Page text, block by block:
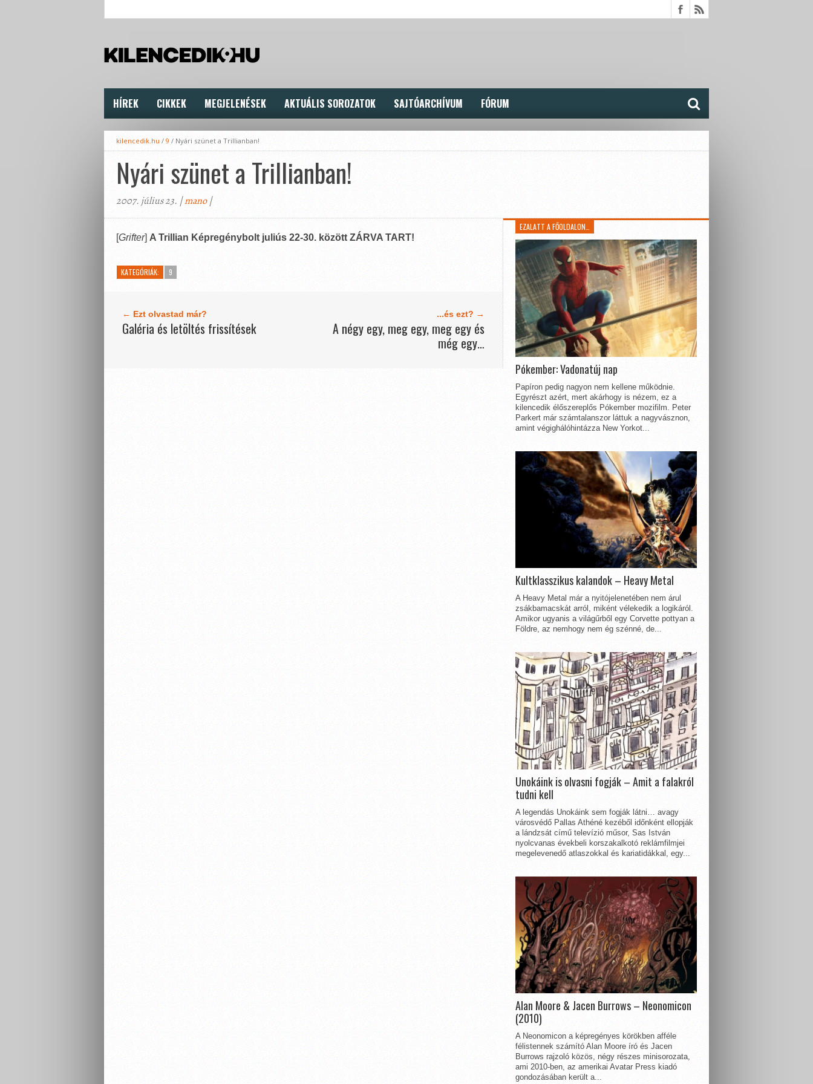
HÍREK CIKKEK MEGJELENÉSEK AKTUÁLIS SOROZATOK SAJTÓARCHÍVUM FÓRUM
kilencedik.hu / 9 / Nyári szünet a Trillianban!
Nyári szünet a Trillianban!
2007. július 23. |mano|
[Grifter] A Trillian Képregénybolt juliús 22-30. között ZÁRVA TART!
KATEGÓRIÁK: 9
← Ezt olvastad már?
Galéria és letöltés frissítések
...és ezt? →
A négy egy, meg egy, meg egy és
még egy…
EZALATT A FŐOLDALON…
Pókember: Vadonatúj nap
Papíron pedig nagyon nem kellene működnie.
Egyrészt azért, mert akárhogy is nézem, ez a
kilencedik élőszereplős Pókember mozifilm. Peter
Parkert már számtalanszor láttuk a nagyvásznon,
amint végighálóhintázza New Yorkot...
Kultklasszikus kalandok – Heavy Metal
A Heavy Metal már a nyitójelenetében nem árul
zsákbamacskát arról, miként vélekedik a logikáról.
Amikor ugyanis a világűrből egy Corvette pottyan a
Földre, az nemhogy nem ég szénné, de...
Unokáink is olvasni fogják – Amit a falakról
tudni kell
A legendás Unokáink sem fogják látni… avagy
városvédő Pallas Athéné kezéből időnként ellopják
a lándzsát című televízió műsor, Sas István
nyolcvanas évekbeli korszakalkotó reklámfilmjei
megelevenedő atlaszokkal és kariatidákkal, egy...
Alan Moore & Jacen Burrows – Neonomicon
(2010)
A Neonomicon a képregényes körökben afféle
félistennek számító Alan Moore író és Jacen
Burrows rajzoló közös, négy részes minisorozata,
ami 2010-ben, az amerikai Avatar Press kiadó
gondozásában került a...